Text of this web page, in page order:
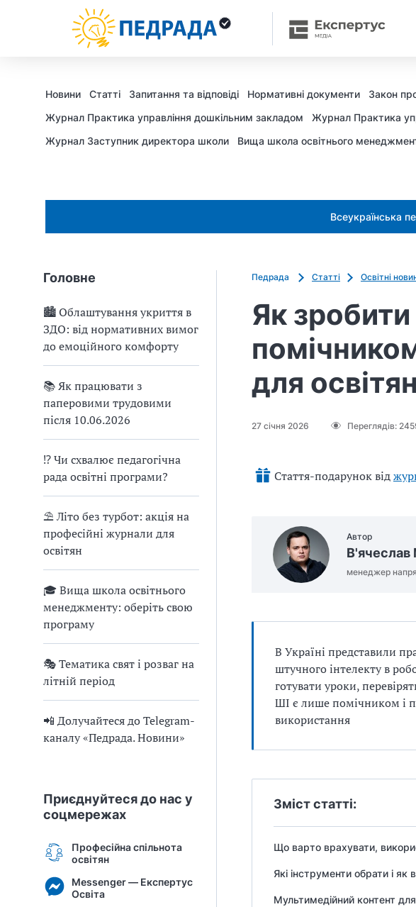
Новини Статті Запитання та відповіді Нормативні документи Закон
Журнал Практика управління дошкільним закладом
Журнал Практика
Журнал Заступник директора школи
Вища школа освітнього
Всеукраїнська
Головне
🏙 Облаштування укриття в
ЗДО: від нормативних вимог
до емоційного комфорту
📚 Як працювати з
паперовими трудовими
після 10.06.2026
⁉ Чи схвалює педагогічна
рада освітні програми?
⛱ Літо без турбот: акція на
професійні журнали для
освітян
🎓 Вища школа освітнього
менеджменту: оберіть свою
програму
🎭 Тематика свят і розваг на
літній період
📲 Долучайтеся до Telegram-
каналу «Педрада. Новини»
Приєднуйтеся до нас у
соцмережах
Професійна спільнота
освітян
Messenger — Експертус
Освіта
Педрада Статті Освітні
Як
для освітян
27 січня 2026 Переглядів:
Стаття-подарунок від
Автор
В'ячеслав
менеджер
В Україні представили
штучного інтелекту в
готувати уроки,
ШІ є лише помічником і
використання
Зміст статті:
Що варто врахувати,
Які інструменти обрати і як
Мультимедійний контент